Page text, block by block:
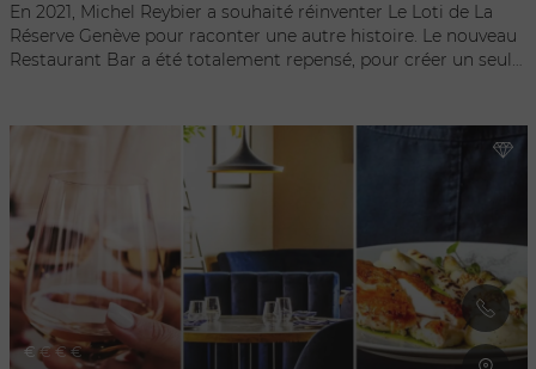
En 2021, Michel Reybier a souhaité réinventer Le Loti de La
Réserve Genève pour raconter une autre histoire. Le nouveau
Restaurant Bar a été totalement repensé, pour créer un seul
fantasmé, mix d’influences lointaines joyeusement
entremêlées par Jacques Garcia. Dans ce carnet de voyages
onirique, le bleu, le beige et l’ocre dessinent une ambiance
douce et lumineuse. Partout, l’atmosphère mystérieuse
d’une jungle de fougères et de fleurs exotiques envahit les
lieux, sous le regard des légendaires perroquets.
€ € € €